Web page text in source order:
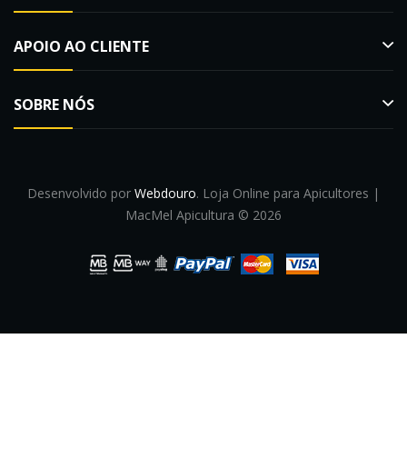
APOIO AO CLIENTE
SOBRE NÓS
Desenvolvido por Webdouro. Loja Online para Apicultores |
MacMel Apicultura © 2026